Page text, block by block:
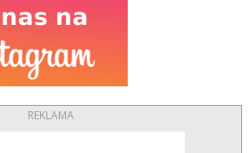
REKLAMA